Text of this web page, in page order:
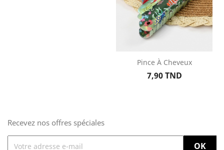
Pince À Cheveux
Prix
7,90 TND
Recevez nos offres spéciales